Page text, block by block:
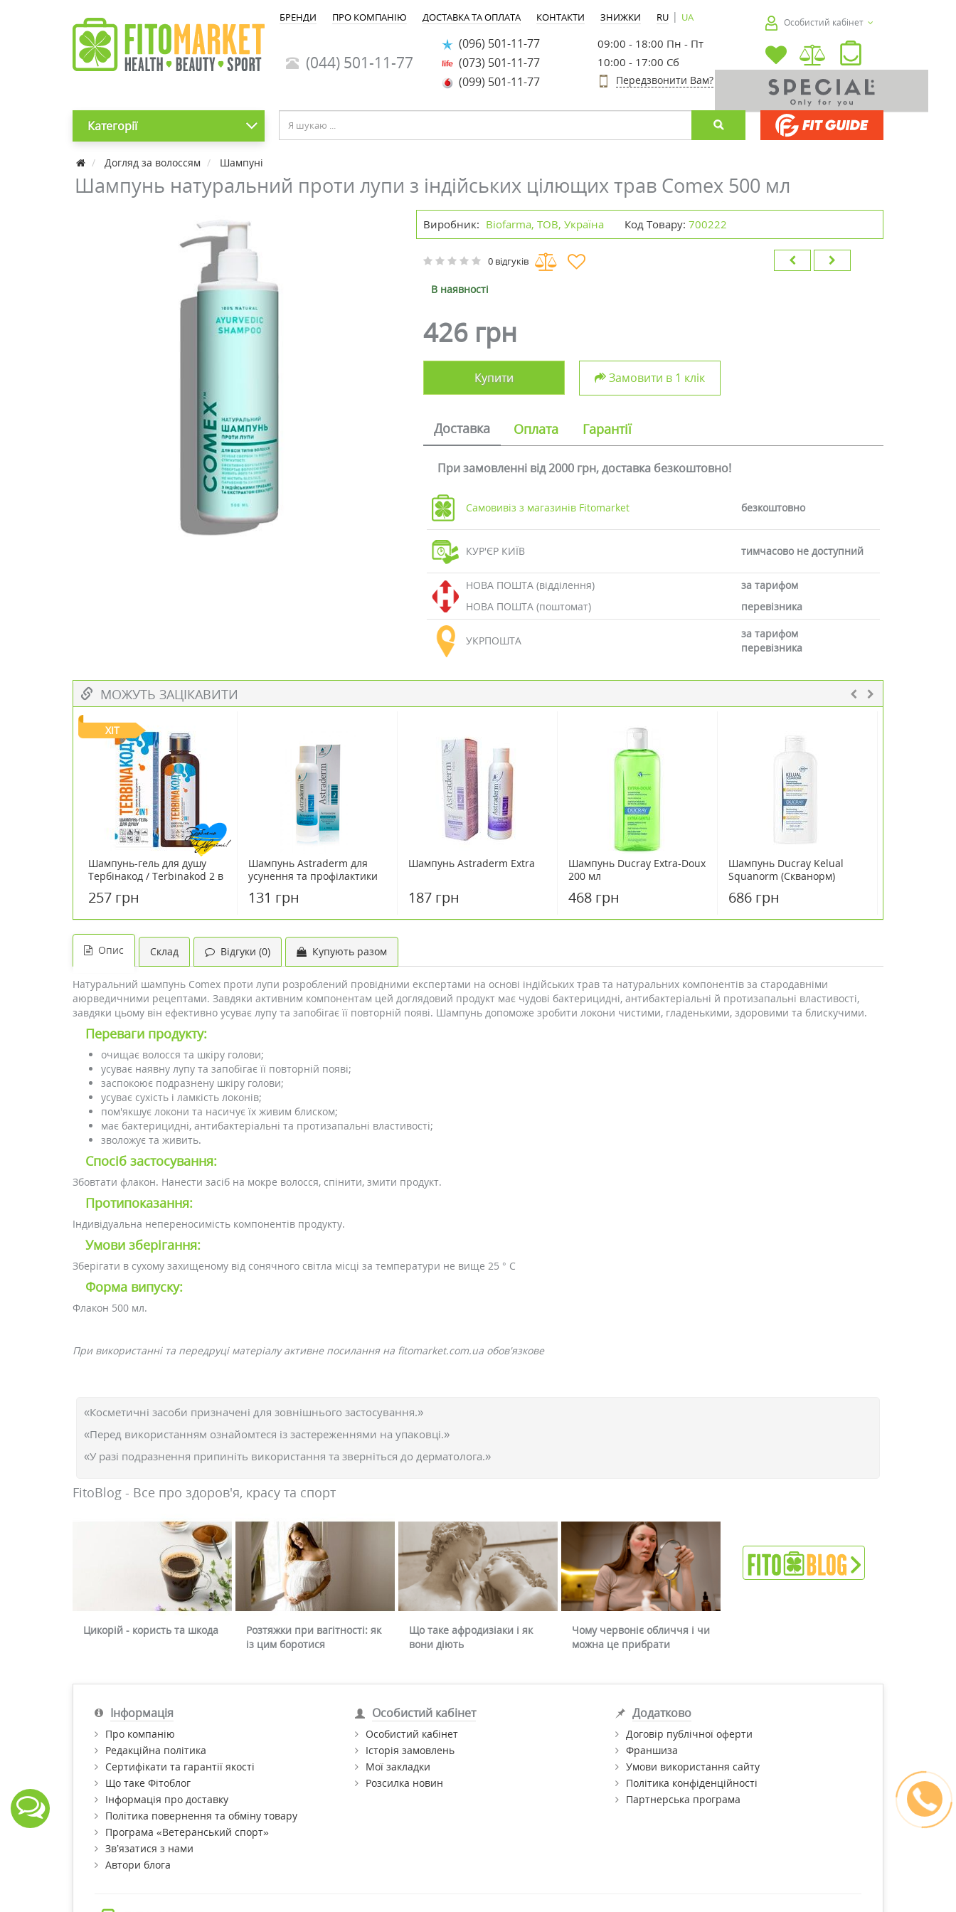
БРЕНДИ ПРО КОМПАНІЮ ДОСТАВКА ТА ОПЛАТА КОНТАКТИ ЗНИЖКИ RU | UA
(044) 501-11-77
(096) 501-11-77
(073) 501-11-77
(099) 501-11-77
09:00 - 18:00 Пн - Пт
10:00 - 17:00 Сб
Передзвонити Вам?
Особистий кабінет
Категорії
Догляд за волоссям Шампуні
Шампунь натуральний проти лупи з індійських цілющих трав Comex 500 мл
Виробник: Biofarma, ТОВ, Україна Код Товару: 700222
0 відгуків
В наявності
426 грн
Купити Замовити в 1 клік
Доставка Оплата Гарантії
При замовленні від 2000 грн, доставка безкоштовно!
Самовивіз з магазинів Fitomarket безкоштовно
КУР'ЄР КИЇВ тимчасово не доступний
НОВА ПОШТА (відділення)
за тарифом
НОВА ПОШТА (поштомат)
перевізника
УКРПОШТА
за тарифом
перевізника
МОЖУТЬ ЗАЦІКАВИТИ
ХІТ
Шампунь-гель для душу
Тербінакод / Terbinakod 2 в
257 грн
Шампунь Astraderm для
усунення та профілактики
131 грн
Шампунь Astraderm Extra
187 грн
Шампунь Ducray Extra-Doux
200 мл
468 грн
Шампунь Ducray Kelual
Squanorm (Скванорм)
686 грн
Опис Склад Відгуки (0) Купують разом
Натуральний шампунь Comex проти лупи розроблений провідними експертами на основі індійських трав та натуральних компонентів за стародавніми
аюрведичними рецептами. Завдяки активним компонентам цей доглядовий продукт має чудові бактерицидні, антибактеріальні й протизапальні властивості,
завдяки цьому він ефективно усуває лупу та запобігає її повторній появі. Шампунь допоможе зробити локони чистими, гладенькими, здоровими та блискучими.
Переваги продукту:
очищає волосся та шкіру голови;
усуває наявну лупу та запобігає її повторній появі;
заспокоює подразнену шкіру голови;
усуває сухість і ламкість локонів;
пом'якшує локони та насичує їх живим блиском;
має бактерицидні, антибактеріальні та протизапальні властивості;
зволожує та живить.
Спосіб застосування:
Збовтати флакон. Нанести засіб на мокре волосся, спінити, змити продукт.
Протипоказання:
Індивідуальна непереносимість компонентів продукту.
Умови зберігання:
Зберігати в сухому захищеному від сонячного світла місці за температури не вище 25 ° С
Форма випуску:
Флакон 500 мл.
При використанні та передруці матеріалу активне посилання на fitomarket.com.ua обов'язкове
«Косметичні засоби призначені для зовнішнього застосування.»
«Перед використанням ознайомтеся із застереженнями на упаковці.»
«У разі подразнення припиніть використання та зверніться до дерматолога.»
FitoBlog - Все про здоров'я, красу та спорт
Цикорій - користь та шкода
Розтяжки при вагітності: як
із цим боротися
Що таке афродизіаки і як
вони діють
Чому червоніє обличчя і чи
можна це прибрати
Інформація
Про компанію
Редакційна політика
Сертифікати та гарантії якості
Що таке Фітоблог
Інформація про доставку
Політика повернення та обміну товару
Програма «Ветеранський спорт»
Зв’язатися з нами
Автори блога
Особистий кабінет
Особистий кабінет
Історія замовлень
Мої закладки
Розсилка новин
Додатково
Договір публічної оферти
Франшиза
Умови використання сайту
Політика конфіденційності
Партнерська програма